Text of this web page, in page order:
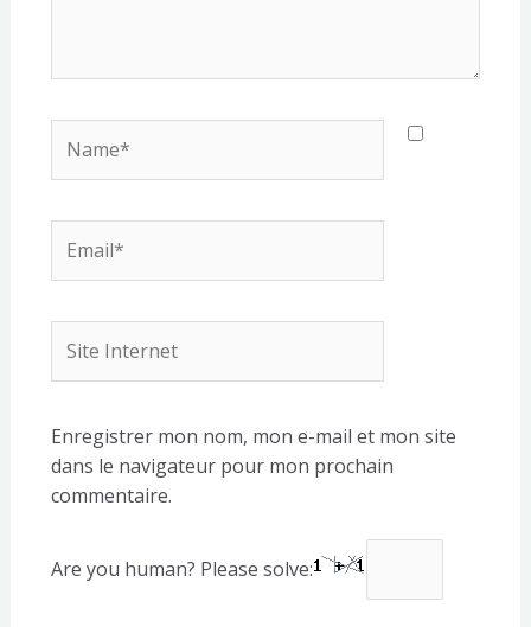
Internet
Enregistrer mon nom, mon e-mail et mon site
dans le navigateur pour mon prochain
commentaire.
Are you human? Please solve: